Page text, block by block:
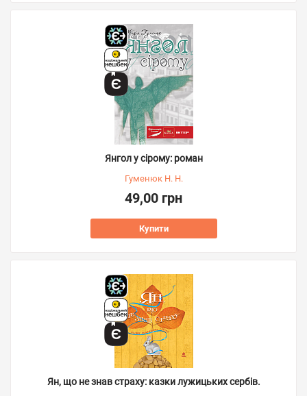
Янгол у сірому: роман
Гуменюк Н. Н.
49,00 грн
Купити
Ян, що не знав страху: казки лужицьких сербів.